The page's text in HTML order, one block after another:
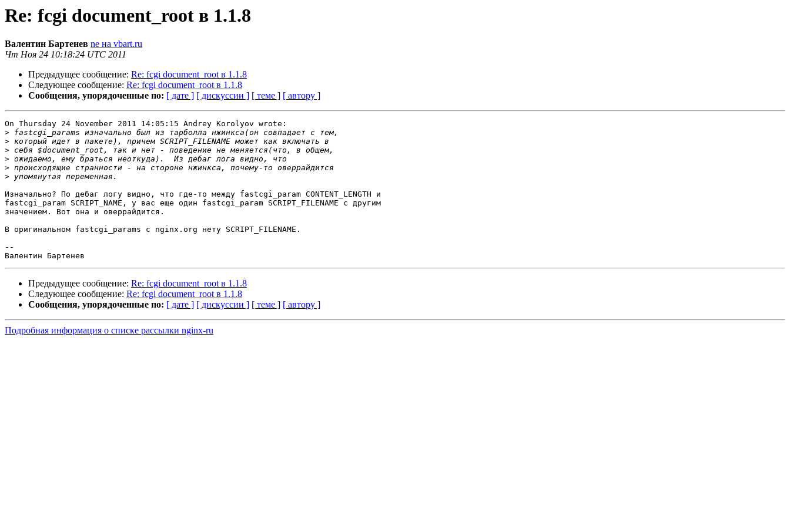
Re: fcgi document_root в 1.1.8
Валентин Бартенев ne на vbart.ru
Чт Ноя 24 10:18:24 UTC 2011
Предыдущее сообщение: Re: fcgi document_root в 1.1.8
Следующее сообщение: Re: fcgi document_root в 1.1.8
Сообщения, упорядоченные по: [ дате ] [ дискуссии ] [ теме ] [ автору ]
On Thursday 24 November 2011 14:05:15 Andrey Korolyov wrote:
>
>
>
>
>
>
Изначально? По дебаг логу видно, что где-то между fastcgi_param CONTENT_LENGTH и
fastcgi_param SCRIPT_NAME, у вас еще один fastcgi_param SCRIPT_FILENAME с другим
значением. Вот она и оверрайдится.
В оригинальном fastcgi_params с nginx.org нету SCRIPT_FILENAME.
--
Предыдущее сообщение: Re: fcgi document_root в 1.1.8
Следующее сообщение: Re: fcgi document_root в 1.1.8
Сообщения, упорядоченные по: [ дате ] [ дискуссии ] [ теме ] [ автору ]
Подробная информация о списке рассылки nginx-ru